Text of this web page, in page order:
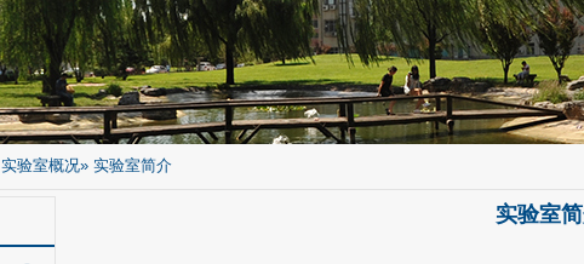
实验室概况» 实验室简介
实验室